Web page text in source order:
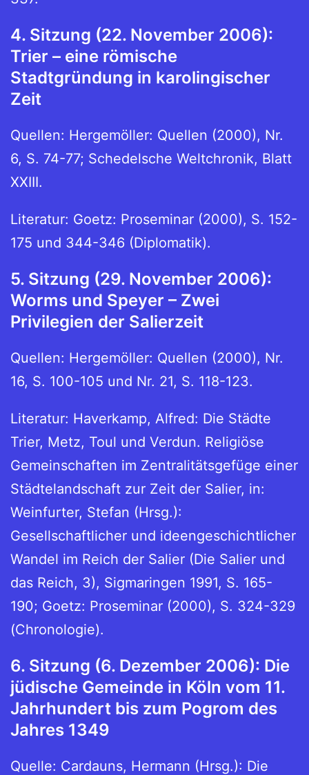
4. Sitzung (22. November 2006):
Trier – eine römische
Stadtgründung in karolingischer
Zeit
Quellen: Hergemöller: Quellen (2000), Nr.
6, S. 74-77; Schedelsche Weltchronik, Blatt
XXIII.
Literatur: Goetz: Proseminar (2000), S. 152-
175 und 344-346 (Diplomatik).
5. Sitzung (29. November 2006):
Worms und Speyer – Zwei
Privilegien der Salierzeit
Quellen: Hergemöller: Quellen (2000), Nr.
16, S. 100-105 und Nr. 21, S. 118-123.
Literatur: Haverkamp, Alfred: Die Städte
Trier, Metz, Toul und Verdun. Religiöse
Gemeinschaften im Zentralitätsgefüge einer
Städtelandschaft zur Zeit der Salier, in:
Weinfurter, Stefan (Hrsg.):
Gesellschaftlicher und ideengeschichtlicher
Wandel im Reich der Salier (Die Salier und
das Reich, 3), Sigmaringen 1991, S. 165-
190; Goetz: Proseminar (2000), S. 324-329
(Chronologie).
6. Sitzung (6. Dezember 2006): Die
jüdische Gemeinde in Köln vom 11.
Jahrhundert bis zum Pogrom des
Jahres 1349
Quelle: Cardauns, Hermann (Hrsg.): Die